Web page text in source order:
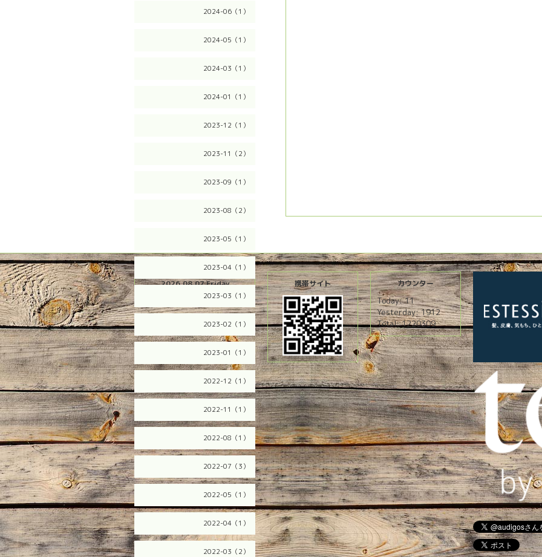
2024-06（1）
2024-05（1）
2024-03（1）
2024-01（1）
2023-12（1）
2023-11（2）
2023-09（1）
2023-08（2）
2023-05（1）
2023-04（1）
2023-03（1）
2023-02（1）
2023-01（1）
2022-12（1）
2022-11（1）
2022-08（1）
2022-07（3）
2022-05（1）
2022-04（1）
2022-03（2）
2026.08.07 Friday 携帯サイト カウンター
Today:11
Yesterday:1912
Total:1220309